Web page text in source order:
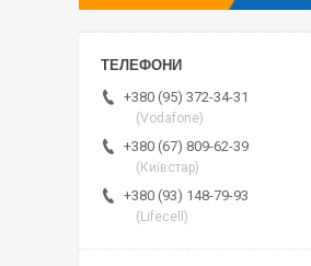
+380 (95) 372-34-31
(Vodafone)
+380 (67) 809-62-39
(Київстар)
+380 (93) 148-79-93
(Lifecell)